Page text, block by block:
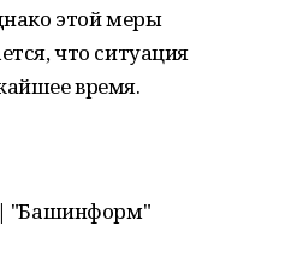
этой меры
что ситуация
время.
"Башинформ"